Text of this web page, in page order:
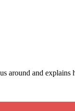
around and explains